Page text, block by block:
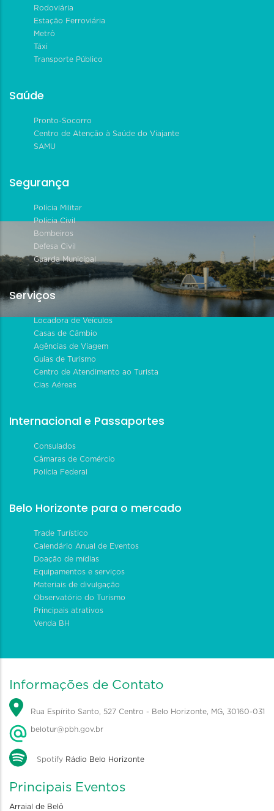
Rodoviária
Estação Ferroviária
Metrô
Táxi
Transporte Público
Saúde
Pronto-Socorro
Centro de Atenção à Saúde do Viajante
SAMU
Segurança
Polícia Militar
Polícia Civil
Bombeiros
Defesa Civil
Guarda Municipal
Serviços
Locadora de Veículos
Casas de Câmbio
Agências de Viagem
Guias de Turismo
Centro de Atendimento ao Turista
Cias Aéreas
Internacional e Passaportes
Consulados
Câmaras de Comércio
Polícia Federal
Belo Horizonte para o mercado
Trade Turístico
Calendário Anual de Eventos
Doação de mídias
Equipamentos e serviços
Materiais de divulgação
Observatório do Turismo
Principais atrativos
Venda BH
Informações de Contato
Rua Espírito Santo, 527 Centro - Belo Horizonte, MG, 30160-031
belotur@pbh.gov.br
Spotify Rádio Belo Horizonte
Principais Eventos
Arraial de Belô